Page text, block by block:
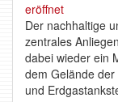
Der nachhaltige
zentrales
dabei wieder ein
dem Gelände
und